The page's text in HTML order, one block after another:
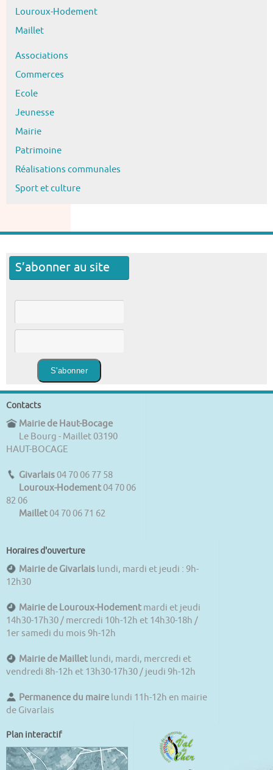
Louroux-Hodement
Maillet
Associations
Commerces
Ecole
Jeunesse
Mairie
Patrimoine
Réalisations communales
Sport et culture
S’abonner au site
Contacts
Mairie de Haut-Bocage
Le Bourg - Maillet 03190
HAUT-BOCAGE
Givarlais 04 70 06 77 58
Louroux-Hodement 04 70 06
82 06
Maillet 04 70 06 71 62
Horaires d'ouverture
Mairie de Givarlais lundi, mardi et jeudi : 9h-
12h30
Mairie de Louroux-Hodement mardi et jeudi
14h30-17h30 / mercredi 10h-12h et 14h30-18h /
1er samedi du mois 9h-12h
Mairie de Maillet lundi, mardi, mercredi et
vendredi 8h-12h et 13h30-17h30 / jeudi 9h-12h
Permanence du maire lundi 11h-12h en mairie
de Givarlais
Plan interactif